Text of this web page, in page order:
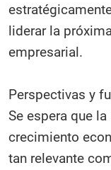
liderar la
empresarial.​
Perspectivas y
Se espera que
crecimiento
tan relevante